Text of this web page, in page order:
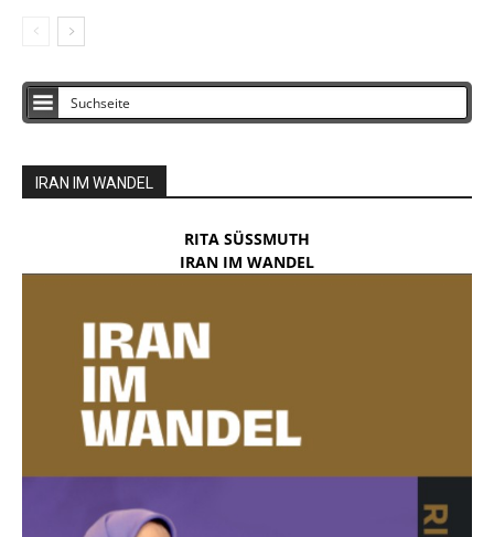
IRAN IM WANDEL
RITA SÜSSMUTH
IRAN IM WANDEL